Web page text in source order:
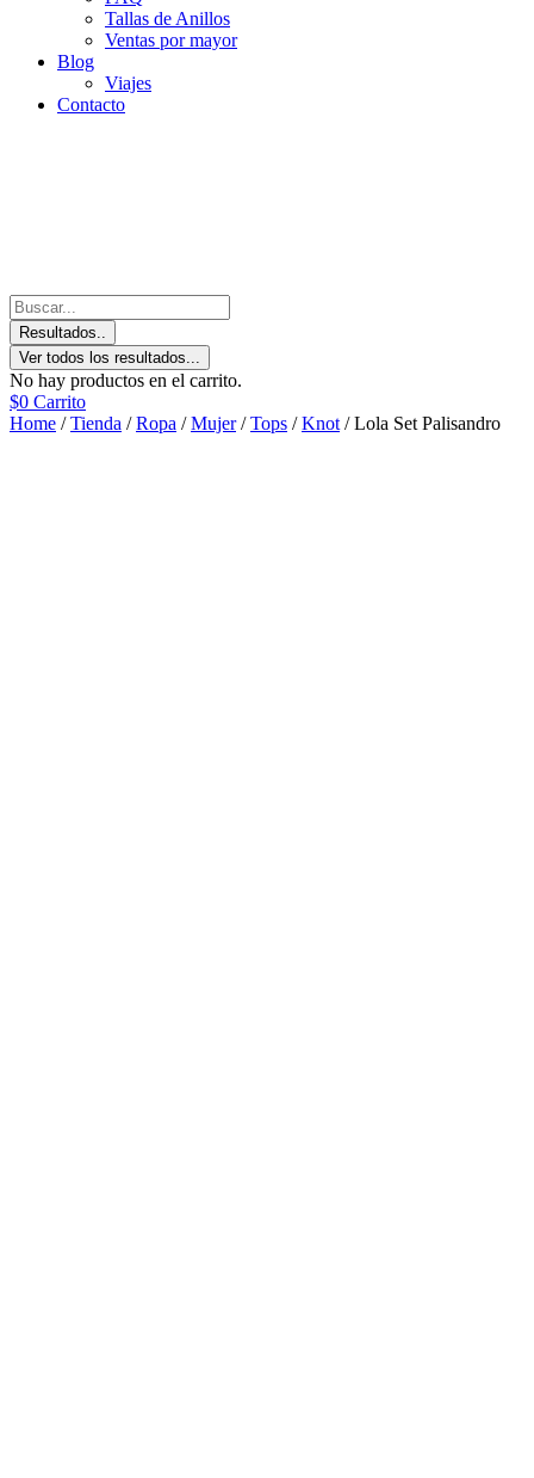
Tallas de Anillos
Ventas por mayor
Blog
Viajes
Contacto
Resultados..
Ver todos los resultados...
No hay productos en el carrito.
$0 Carrito
Home /Tienda /Ropa /Mujer/Tops /Knot / Lola Set Palisandro